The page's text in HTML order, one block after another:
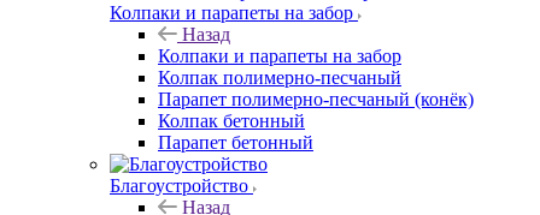
Колпаки и парапеты на забор
Назад
Колпаки и парапеты на забор
Колпак полимерно-песчаный
Парапет полимерно-песчаный (конёк)
Колпак бетонный
Парапет бетонный
Благоустройство
Назад